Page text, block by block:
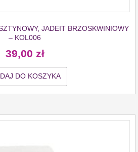
JADEIT BRZOSKWINIOWY
– KOL006
39,00 zł
DO KOSZYKA